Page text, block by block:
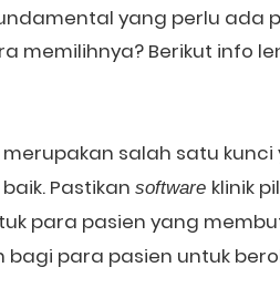
yang perlu ada
memilihnya? Berikut info
merupakan salah satu
Pastikan software klinik
para pasien yang
bagi para pasien untuk